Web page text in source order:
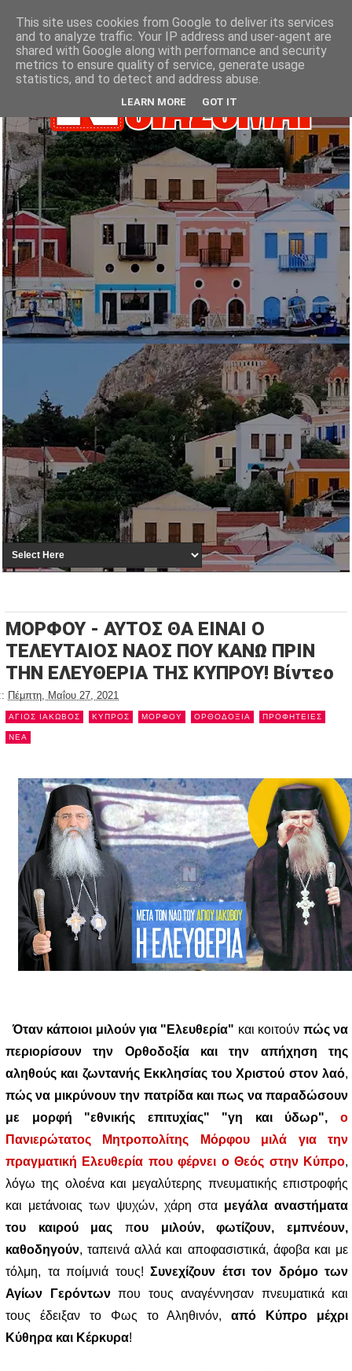
ΜΟΡΦΟΥ - ΑΥΤΟΣ ΘΑ ΕΙΝΑΙ Ο
ΤΕΛΕΥΤΑΙΟΣ ΝΑΟΣ ΠΟΥ ΚΑΝΩ ΠΡΙΝ
ΤΗΝ ΕΛΕΥΘΕΡΙΑ ΤΗΣ ΚΥΠΡΟΥ! Βίντεο
Πέμπτη, Μαΐου 27, 2021
ΑΓΙΟΣ ΙΑΚΩΒΟΣ ΚΥΠΡΟΣ ΜΟΡΦΟΥ ΟΡΘΟΔΟΞΙΑ ΠΡΟΦΗΤΕΙΕΣ
NEA
Όταν κάποιοι μιλούν για "Ελευθερία" και κοιτούν πώς να
περιορίσουν την Ορθοδοξία και την απήχηση της
αληθούς και ζωντανής Εκκλησίας του Χριστού στον λαό,
πώς να μικρύνουν την πατρίδα και πως να παραδώσουν
με μορφή "εθνικής επιτυχίας" "γη και ύδωρ",
ο
Πανιερώτατος Μητροπολίτης Μόρφου μιλά για την
πραγματική Ελευθερία που φέρνει ο Θεός στην Κύπρο,
λόγω της ολοένα και μεγαλύτερης πνευματικής επιστροφής
και μετάνοιας των ψυχών, χάρη στα μεγάλα αναστήματα
του καιρού μας που μιλούν, φωτίζουν, εμπνέουν,
καθοδηγούν, ταπεινά αλλά και αποφασιστικά, άφοβα και με
τόλμη, τα ποίμνιά τους! Συνεχίζουν έτσι τον δρόμο των
Αγίων Γερόντωνπου τους αναγέννησαν πνευματικά και
τους έδειξαν το Φως το Αληθινόν,από Κύπρο μέχρι
Κύθηρα και Κέρκυρα!
This site uses cookies from Google to deliver its services
and to analyze traffic. Your IP address and user-agent are
shared with Google along with performance and security
metrics to ensure quality of service, generate usage
statistics, and to detect and address abuse.
LEARN MORE GOT IT